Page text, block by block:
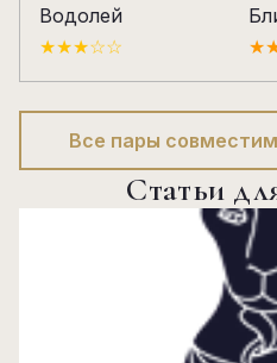
Водолей
★★★☆☆
Все пары
Статьи